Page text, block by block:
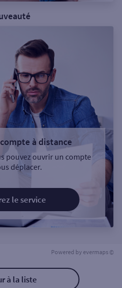
à distance
pouvez ouvrir un compte
déplacer.
le service
Powered by evermaps ©
à la liste